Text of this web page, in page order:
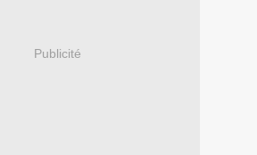
Publicité